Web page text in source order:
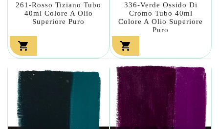
261-Rosso Tiziano Tubo
40ml Colore A Olio
Superiore Puro

336-Verde Ossido Di
Cromo Tubo 40ml
Colore A Olio Superiore
Puro
